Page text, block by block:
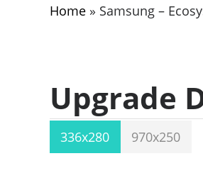
Home» Samsung –
Upgrade
336x280 970x250